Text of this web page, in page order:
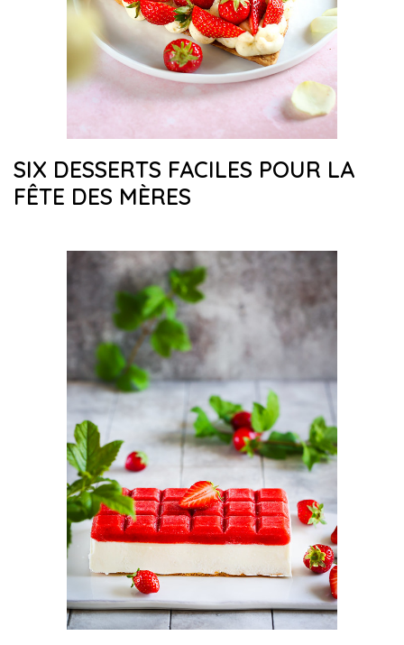
SIX DESSERTS FACILES POUR LA
FÊTE DES MÈRES